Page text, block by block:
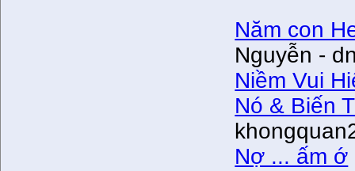
Năm con
Nguyễn -
Niềm Vui
Nó & Biến
Nợ ... ấm ớ